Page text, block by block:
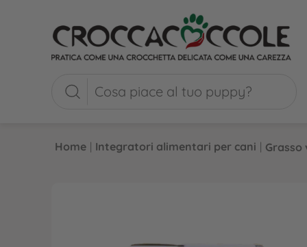
Home | Integratori alimentari per cani | Grasso